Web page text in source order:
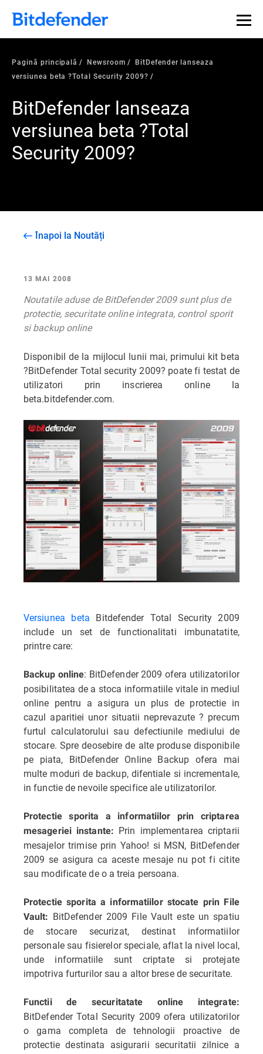
Pagină principală Newsroom
BitDefender lanseaza
versiunea beta ?Total Security 2009?
BitDefender lanseaza
versiunea beta ?Total
Security 2009?
Înapoi la Noutăți
13 MAI 2008
Noutatile aduse de BitDefender 2009 sunt plus de
protectie, securitate online integrata, control sporit
si backup online
Disponibil de la mijlocul lunii mai, primului kit beta
?BitDefender Total security 2009? poate fi testat de
utilizatori prin inscrierea online la
beta.bitdefender.com.
Versiunea beta Bitdefender Total Security 2009
include un set de functionalitati imbunatatite,
printre care:
Backup online: BitDefender 2009 ofera utilizatorilor
posibilitatea de a stoca informatiile vitale in mediul
online pentru a asigura un plus de protectie in
cazul aparitiei unor situatii neprevazute ? precum
furtul calculatorului sau defectiunile mediului de
stocare. Spre deosebire de alte produse disponibile
pe piata, BitDefender Online Backup ofera mai
multe moduri de backup, difentiale si incrementale,
in functie de nevoile specifice ale utilizatorilor.
Protectie sporita a informatiilor prin criptarea
mesageriei instante: Prin implementarea criptarii
mesajelor trimise prin Yahoo! si MSN, BitDefender
2009 se asigura ca aceste mesaje nu pot fi citite
sau modificate de o a treia persoana.
Protectie sporita a informatiilor stocate prin File
Vault: BitDefender 2009 File Vault este un spatiu
de stocare securizat, destinat informatiilor
personale sau fisierelor speciale, aflat la nivel local,
unde informatiile sunt criptate si protejate
impotriva furturilor sau a altor brese de securitate.
Functii de securitatate online integrate:
BitDefender Total Security 2009 ofera utilizatorilor
o gama completa de tehnologii proactive de
protectie destinata asigurarii securitatii zilnice a